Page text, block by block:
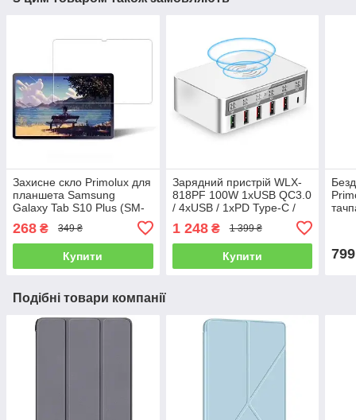
Захисне скло Primolux для
планшета Samsung
Galaxy Tab S10 Plus (SM-
268 ₴ 349 ₴
Купити
Зарядний пристрій WLX-
818PF 100W 1xUSB QC3.0
/ 4xUSB / 1xPD Type-C /
10W - White
1 248₴ 1 399 ₴
Купити 799
Подібні товари компанії